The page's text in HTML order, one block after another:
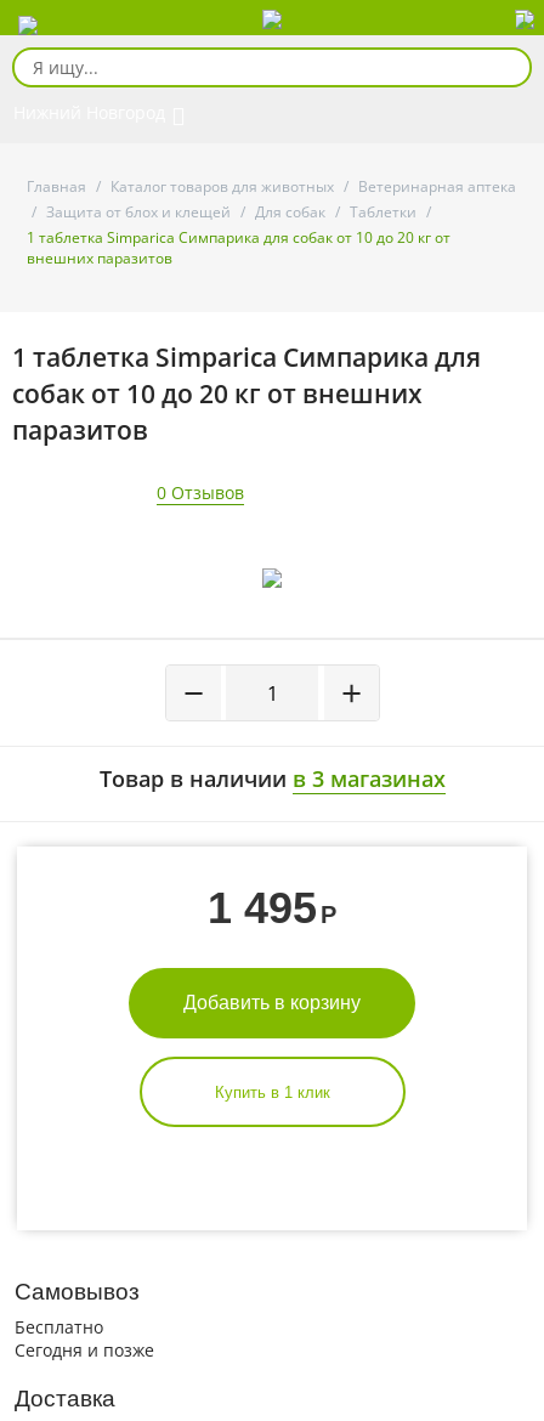
Главная / Каталог товаров для животных / Ветеринарная аптека
/ Защита от блох и клещей / Для собак / Таблетки /
1 таблетка Simparica Симпарика для собак от 10 до 20 кг от
внешних паразитов
1 таблетка Simparica Симпарика для
собак от 10 до 20 кг от внешних
паразитов
0 Отзывов
+
−
Товар в наличии в 3 магазинах
1 495 Р
Добавить в корзину
Купить в 1 клик
Самовывоз
Бесплатно
Сегодня и позже
Доставка